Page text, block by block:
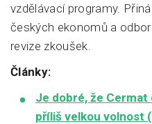
vzdělávací programy.
českých ekonomů a
revize zkoušek.
Články:
Je dobré, že Cermat
příliš velkou volnost